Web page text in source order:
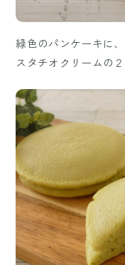
緑色のパンケーキに
スタチオクリームの